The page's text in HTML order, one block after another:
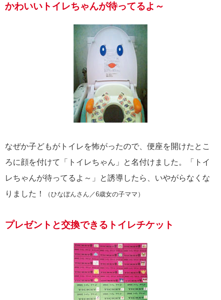
かわいいトイレちゃんが待ってるよ～
なぜか子どもがトイレを怖がったので、便座を開けたとこ
ろに顔を付けて「トイレちゃん」と名付けました。「トイ
レちゃんが待ってるよ～」と誘導したら、いやがらなくな
りました！
（ひなぼんさん／6歳女の子ママ）
プレゼントと交換できるトイレチケット